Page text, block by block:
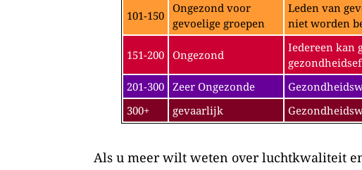
101-150
Ongezond voor
gevoelige groepen
Leden van
niet worden
151-200 Ongezond
Iedereen kan
201-300 Zeer Ongezonde
300+
gevaarlijk
Als u meer wilt weten over luchtkwaliteit